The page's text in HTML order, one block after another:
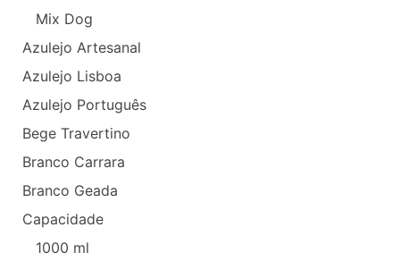
Mix Dog
Azulejo Artesanal
Azulejo Lisboa
Azulejo Português
Bege Travertino
Branco Carrara
Branco Geada
Capacidade
1000 ml